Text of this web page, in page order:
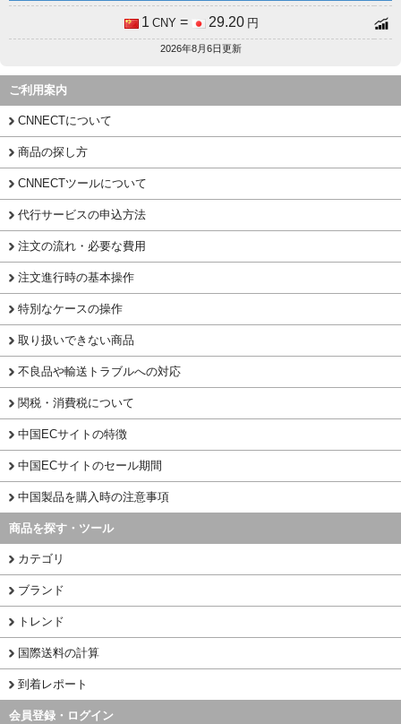
1 CNY = 29.20 円
2026年8月6日更新
ご利用案内
CNNECTについて
商品の探し方
CNNECTツールについて
代行サービスの申込方法
注文の流れ・必要な費用
注文進行時の基本操作
特別なケースの操作
取り扱いできない商品
不良品や輸送トラブルへの対応
関税・消費税について
中国ECサイトの特徴
中国ECサイトのセール期間
中国製品を購入時の注意事項
商品を探す・ツール
カテゴリ
ブランド
トレンド
国際送料の計算
到着レポート
会員登録・ログイン